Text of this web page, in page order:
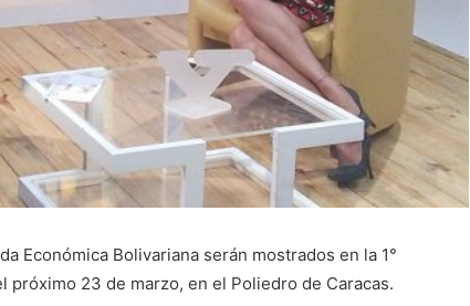
Económica Bolivariana serán mostrados en la 1°
próximo 23 de marzo, en el Poliedro de Caracas.